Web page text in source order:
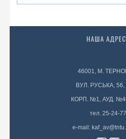
НАША
46001, М.
ВУЛ. РУСЬКА,
КОРП. №1, АУД.
тел. 25-24-77
e-mail: